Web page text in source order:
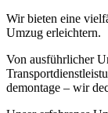
Wir bieten eine
Umzug erleichtern.
Von ausführlicher
demontage – wir